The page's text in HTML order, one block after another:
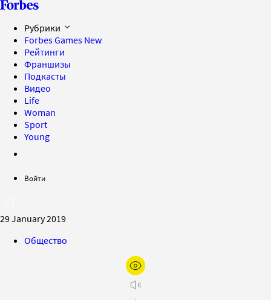
Рубрики
Forbes Games New
Рейтинги
Франшизы
Подкасты
Видео
Life
Woman
Sport
Young
Войти
29 January 2019
Общество